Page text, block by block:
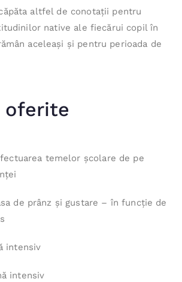
altfel de conotaţii pentru
native ale fiecărui copil în
aceleaşi şi pentru perioada de
oferite
temelor şcolare de pe
de prânz şi gustare – în funcţie de
intensiv
intensiv